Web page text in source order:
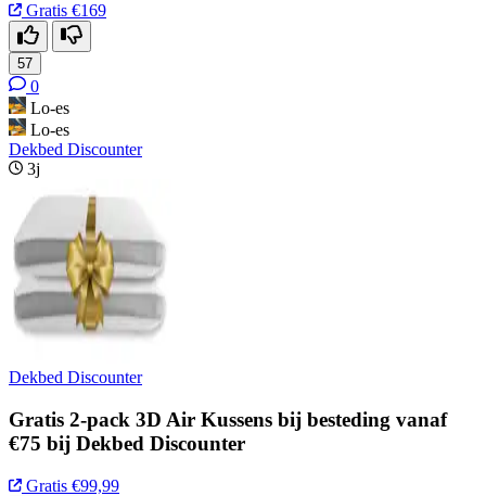
Gratis €169
57
0
Lo-es
Lo-es
Dekbed Discounter
3j
Dekbed Discounter
Gratis 2-pack 3D Air Kussens bij besteding vanaf
€75 bij Dekbed Discounter
Gratis €99,99